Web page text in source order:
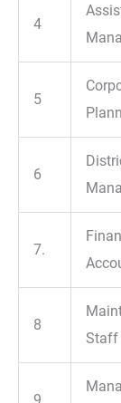
4
5
6
7.
8
Staff
9